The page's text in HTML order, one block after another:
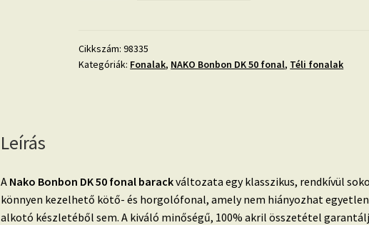
50
fonal
Cikkszám:98335
Kategóriák: Fonalak, NAKO Bonbon DK 50 fonal, Téli fonalak
Leírás
A Nako Bonbon DK 50 fonal barackváltozata egy klasszikus, rendkívül
könnyen kezelhető kötő- és horgolófonal, amely nem hiányozhat
alkotó készletéből sem. A kiváló minőségű, 100% akril összetétel